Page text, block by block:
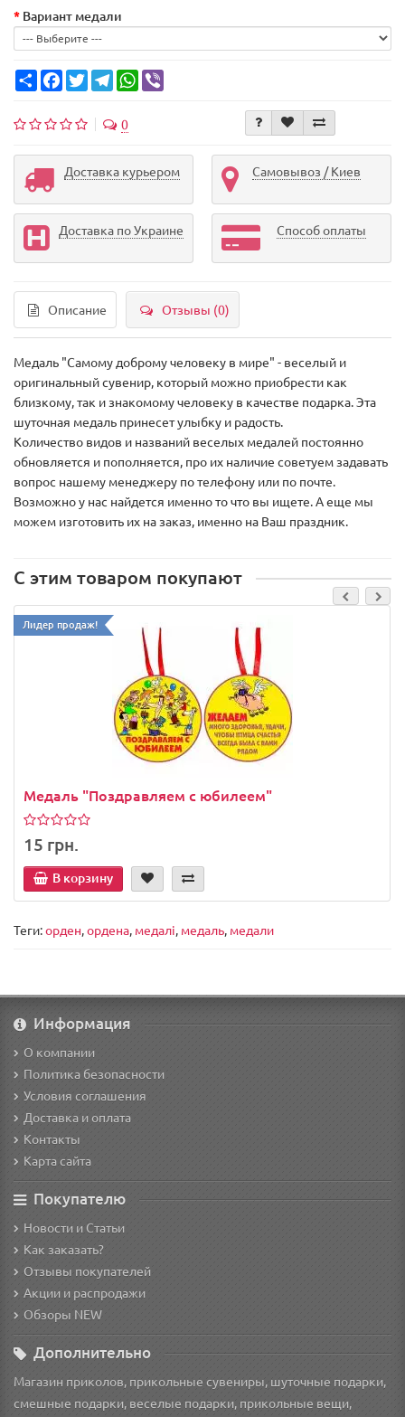
Вариант медали
Share FacebookTwitterTelegramWhatsApp
0
Доставка курьером Самовывоз / Киев
Доставка по Украине Способ оплаты
Описание Отзывы (0)
Медаль "Самому доброму человеку в мире" - веселый и
оригинальный сувенир, который можно приобрести как
близкому, так и знакомому человеку в качестве подарка. Эта
шуточная медаль принесет улыбку и радость.
Количество видов и названий веселых медалей постоянно
обновляется и пополняется, про их наличие советуем задавать
вопрос нашему менеджеру по телефону или по почте.
Возможно у нас найдется именно то что вы ищете. А еще мы
можем изготовить их на заказ, именно на Ваш праздник.
С этим товаром покупают
Лидер продаж!
Медаль "Поздравляем с юбилеем"
15 грн.
В корзину
Теги:орден,ордена, медалі, медаль, медали
Информация
О компании
Политика безопасности
Условия соглашения
Доставка и оплата
Контакты
Карта сайта
Покупателю
Новости и Статьи
Как заказать?
Отзывы покупателей
Акции и распродажи
Обзоры NEW
Дополнительно
Магазин приколов, прикольные сувениры, шуточные подарки,
смешные подарки, веселые подарки, прикольные вещи,